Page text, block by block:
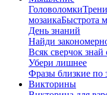
Головоломки
мозаикаБыстрота
День знаний
Найди
Всяк сверчок
Убери лишнее
Фразы близкие по
Викторины